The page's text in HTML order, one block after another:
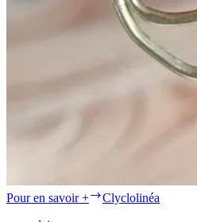
Pour en savoir +
Clyclolinéa